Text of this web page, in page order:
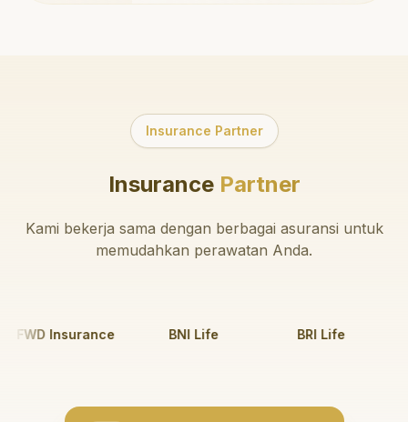
Insurance Partner
InsurancePartner
Kami bekerja sama dengan berbagai asuransi untuk
memudahkan perawatan Anda.
Insurance BNI Life BRI Life